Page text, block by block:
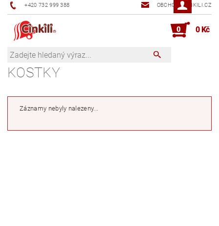
+420 732 999 388 OBCHOD@CINKILI.CZ
0 0 Kč
KOSTKY
Záznamy nebyly nalezeny...